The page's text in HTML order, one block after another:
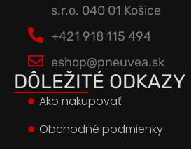
s.r.o. 040 01 Košice
+421 918 115 494
eshop@pneuvea.sk
DÔLEŽITÉ ODKAZY
Ako nakupovať
Obchodné podmienky